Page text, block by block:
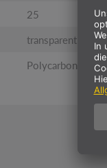
25
transparent
Polycarbonat (PC)